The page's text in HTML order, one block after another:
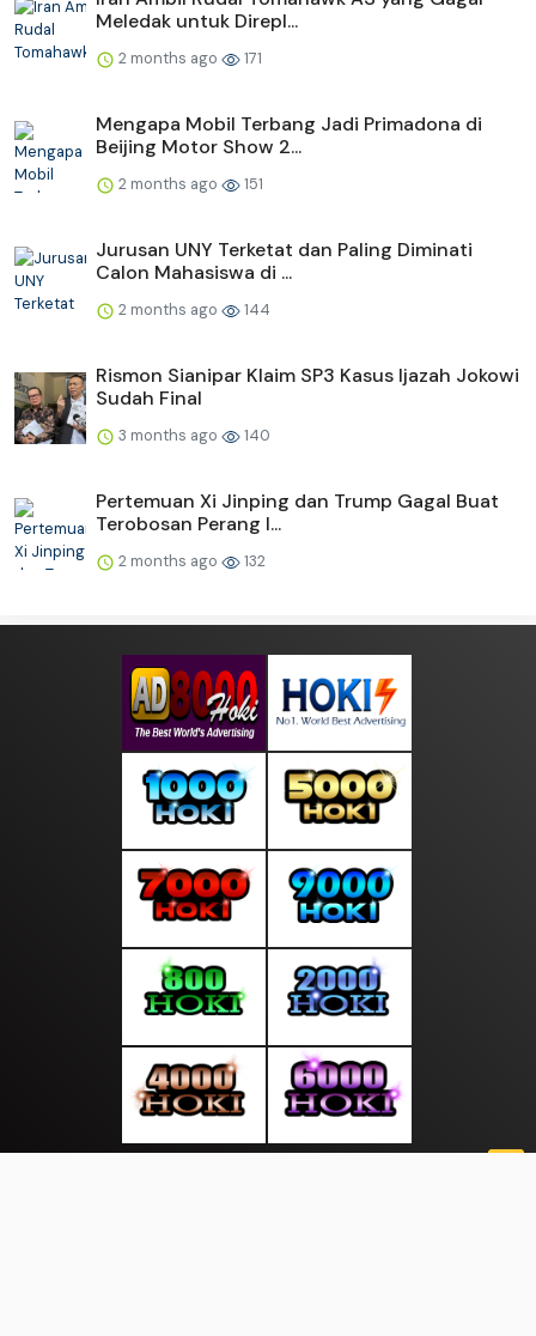
Meledak untuk Direpl...
2 months ago 171
Mengapa Mobil Terbang Jadi Primadona di
Beijing Motor Show 2...
2 months ago 151
Jurusan UNY Terketat dan Paling Diminati
Calon Mahasiswa di ...
2 months ago 144
Rismon Sianipar Klaim SP3 Kasus Ijazah Jokowi
Sudah Final
3 months ago 140
Pertemuan Xi Jinping dan Trump Gagal Buat
Terobosan Perang I...
2 months ago 132